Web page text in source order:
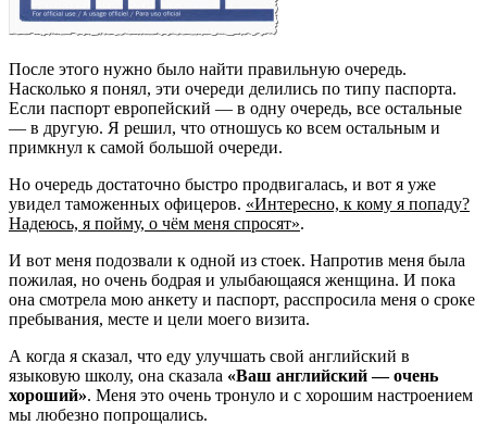
После этого нужно было найти правильную очередь.
Насколько я понял, эти очереди делились по типу паспорта.
Если паспорт европейский — в одну очередь, все остальные
— в другую. Я решил, что отношусь ко всем остальным и
примкнул к самой большой очереди.
Но очередь достаточно быстро продвигалась, и вот я уже
увидел таможенных офицеров. «Интересно, к кому я попаду?
Надеюсь, я пойму, о чём меня спросят».
И вот меня подозвали к одной из стоек. Напротив меня была
пожилая, но очень бодрая и улыбающаяся женщина. И пока
она смотрела мою анкету и паспорт, расспросила меня о сроке
пребывания, месте и цели моего визита.
А когда я сказал, что еду улучшать свой английский в
языковую школу, она сказала «Ваш английский — очень
хороший». Меня это очень тронуло и с хорошим настроением
мы любезно попрощались.